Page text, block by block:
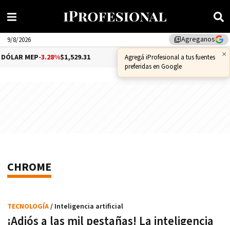
library_addAgreganos
×
Agregá iProfesional a tus fuentes
preferidas en Google
9/8/2026
MEP-3.28%$1,529.31 DÓLAR CCL-1.25%$1,556.14
CHROME
¡Adiós a las mil pestañas! La inteligencia
TECNOLOGÍA/ Inteligencia artificial